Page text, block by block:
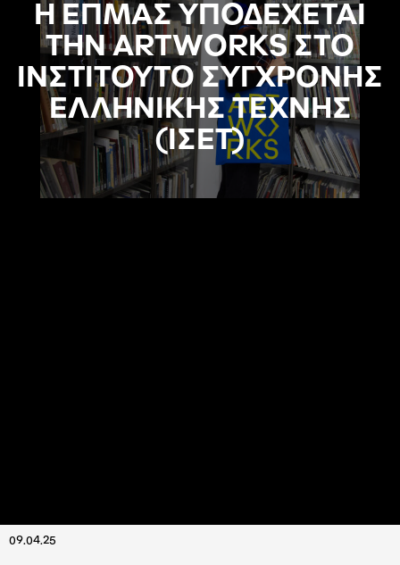
Η ΕΠΜΑΣ ΥΠΟΔΕΧΕΤΑΙ
ΤΗΝ ARTWORKS ΣΤΟ
ΙΝΣΤΙΤΟΥΤΟ ΣΥΓΧΡΟΝΗΣ
ΕΛΛΗΝΙΚΗΣ ΤΕΧΝΗΣ
(ΙΣΕΤ)
09.04.25